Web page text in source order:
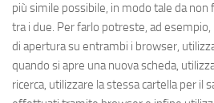
più simile possibile, in modo tale da
tra i due. Per farlo potreste, ad
di apertura su entrambi i browser,
quando si apre una nuova scheda,
ricerca, utilizzare la stessa cartella per il